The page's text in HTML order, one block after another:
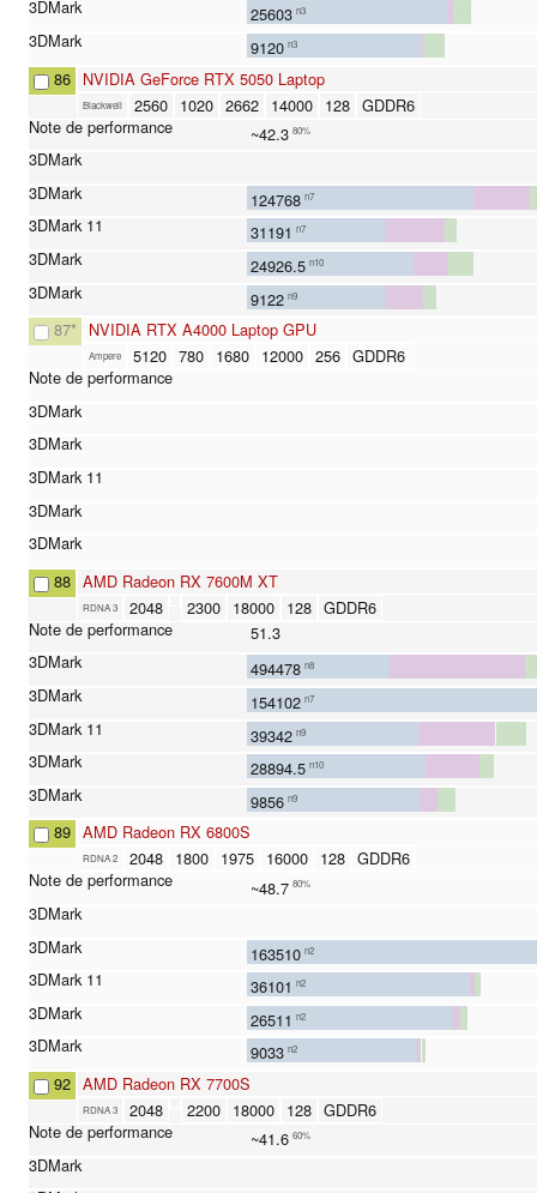
25603 n3
9120 n3
86 NVIDIA GeForce RTX 5050 Laptop
Blackwell 2560 1020 2662 14000 128 GDDR6
~42.3 80%
124768 n7
31191 n7
24926.5 n10
9122 n9
87* NVIDIA RTX A4000 Laptop GPU
Ampere 5120 780 1680 12000 256 GDDR6
88 AMD Radeon RX 7600M XT
RDNA 3 2048 2300 18000 128 GDDR6
51.3
494478 n8
154102 n7
39342 n9
28894.5 n10
9856 n9
89 AMD Radeon RX 6800S
RDNA 2 2048 1800 1975 16000 128 GDDR6
~48.7 80%
163510 n2
36101 n2
26511 n2
9033 n2
92 AMD Radeon RX 7700S
RDNA 3 2048 2200 18000 128 GDDR6
~41.6 60%